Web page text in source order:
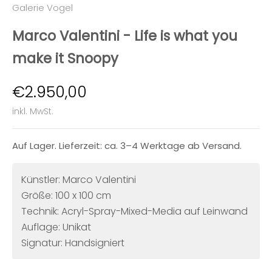
Galerie Vogel
Marco Valentini - Life is what you
make it Snoopy
Angebot
€2.950,00
inkl. MwSt.
Auf Lager. Lieferzeit: ca. 3–4 Werktage ab Versand.
Künstler: Marco Valentini
Größe: 100 x 100 cm
Technik: Acryl-Spray-Mixed-Media auf Leinwand
Auflage: Unikat
Signatur: Handsigniert